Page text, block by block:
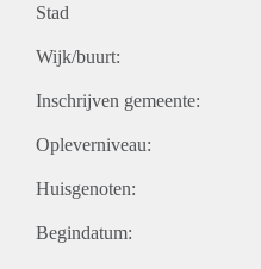
Stad
Wijk/buurt:
Inschrijven gemeente:
Opleverniveau:
Huisgenoten:
Begindatum: